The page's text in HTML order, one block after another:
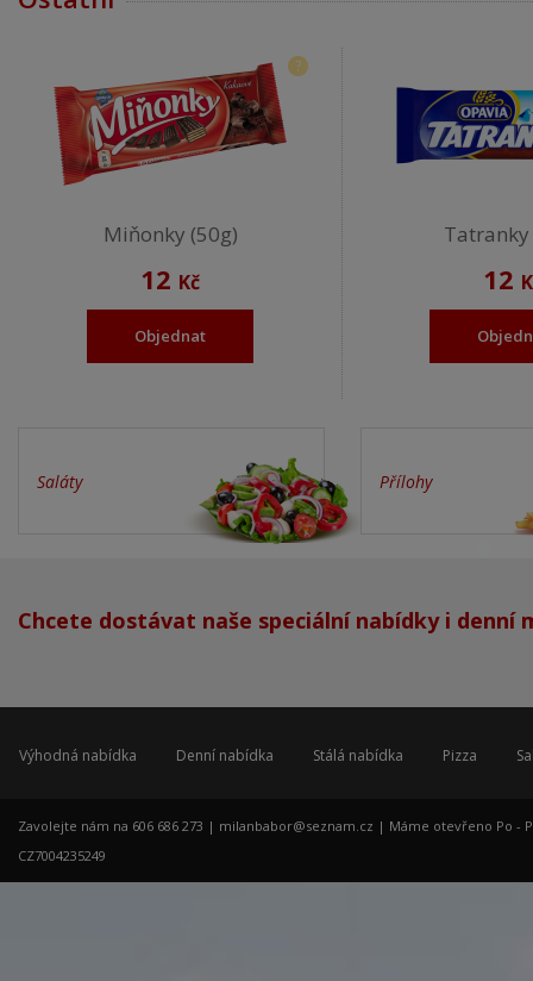
Miňonky (50g)
12 Kč
Objednat
?
Tatranky
12
Saláty Přílohy
Chcete dostávat naše speciální nabídky i denní
Výhodná nabídka Denní nabídka Stálá nabídka Pizza
Zavolejte nám na 606 686 273 | milanbabor@seznam.cz | Máme otevřeno Po -
CZ7004235249